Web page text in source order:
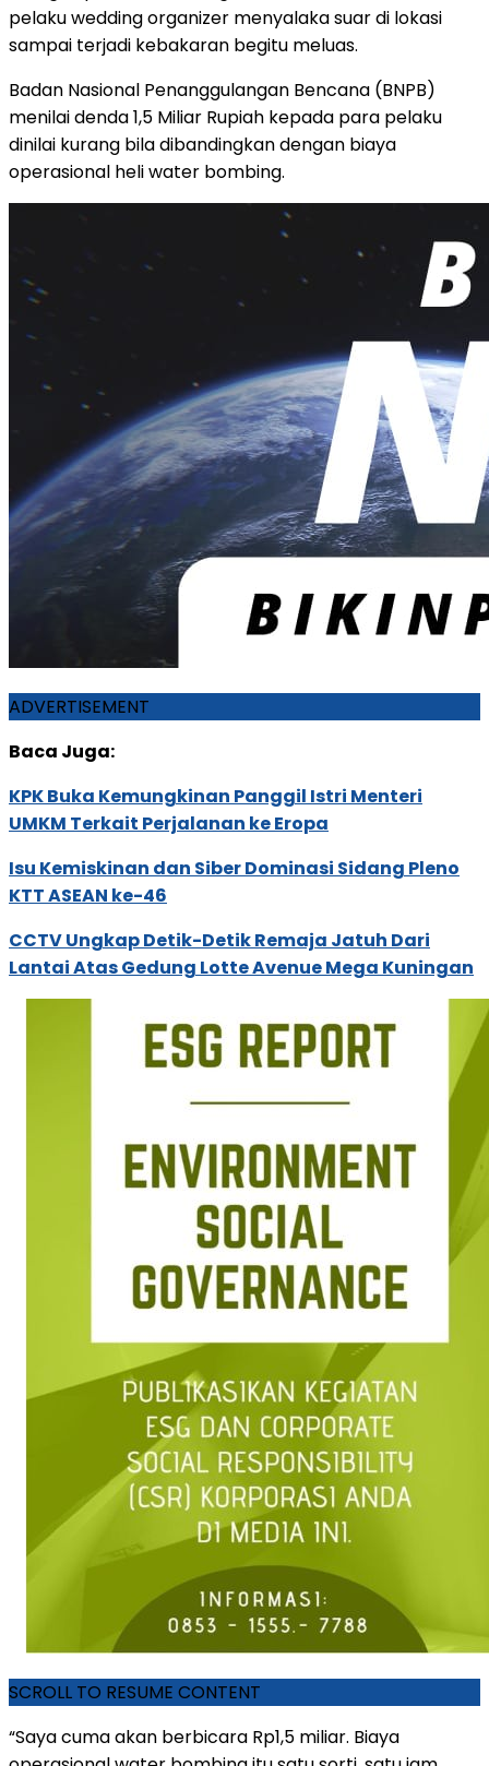
pelaku wedding organizer menyalaka suar di lokasi
sampai terjadi kebakaran begitu meluas.
Badan Nasional Penanggulangan Bencana (BNPB)
menilai denda 1,5 Miliar Rupiah kepada para pelaku
dinilai kurang bila dibandingkan dengan biaya
operasional heli water bombing.
ADVERTISEMENT
Baca Juga:
KPK Buka Kemungkinan Panggil Istri Menteri
UMKM Terkait Perjalanan ke Eropa
Isu Kemiskinan dan Siber Dominasi Sidang Pleno
KTT ASEAN ke-46
CCTV Ungkap Detik-Detik Remaja Jatuh Dari
Lantai Atas Gedung Lotte Avenue Mega Kuningan
SCROLL TO RESUME CONTENT
“Saya cuma akan berbicara Rp1,5 miliar. Biaya